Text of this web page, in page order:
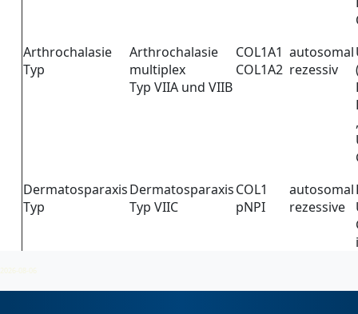
Arthrochalasie
Typ
Arthrochalasie
multiplex
Typ VIIA und VIIB
COL1A1
COL1A2
autosomal
rezessiv
Dermatosparaxis
Typ
Dermatosparaxis
Typ VIIC
COL1
pNPI
autosomal
rezessive
2026-08-06